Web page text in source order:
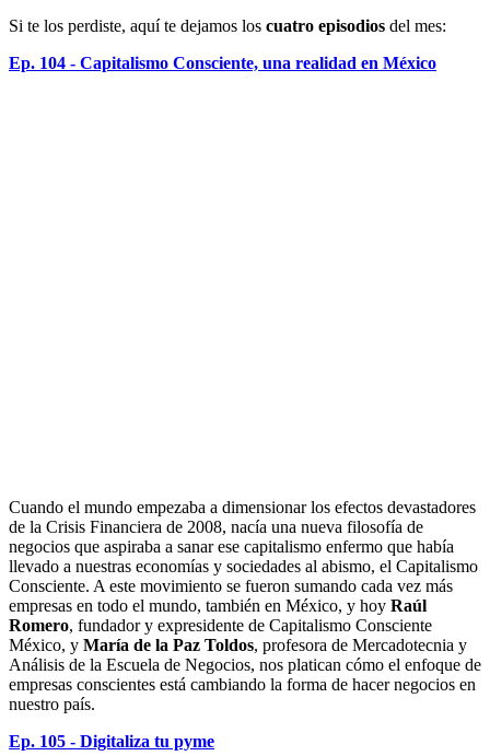
Si te los perdiste, aquí te dejamos los cuatro episodios del mes:
Ep. 104 - Capitalismo Consciente, una realidad en México
Cuando el mundo empezaba a dimensionar los efectos devastadores
de la Crisis Financiera de 2008, nacía una nueva filosofía de
negocios que aspiraba a sanar ese capitalismo enfermo que había
llevado a nuestras economías y sociedades al abismo, el Capitalismo
Consciente. A este movimiento se fueron sumando cada vez más
empresas en todo el mundo, también en México, y hoy Raúl
Romero, fundador y expresidente de Capitalismo Consciente
México, y María de la Paz Toldos, profesora de Mercadotecnia y
Análisis de la Escuela de Negocios, nos platican cómo el enfoque de
empresas conscientes está cambiando la forma de hacer negocios en
nuestro país.
Ep. 105 - Digitaliza tu pyme